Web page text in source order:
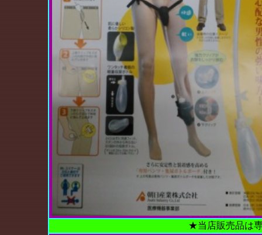
★当店販売品は